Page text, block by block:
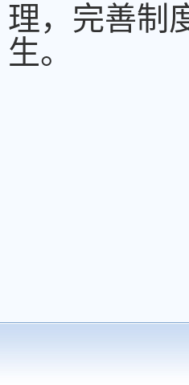
理，完善制
生。
版权所有：
地址：辽宁省鞍山市千